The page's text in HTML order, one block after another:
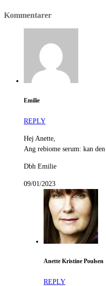
Kommentarer
Emilie
REPLY
Hej Anette,
Ang rebiome serum: kan
Dbh Emilie
09/01/2023
Anette Kristine Poulsen
REPLY